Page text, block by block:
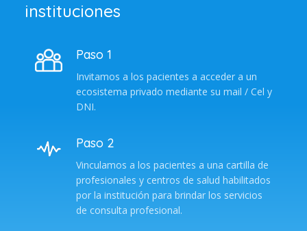
instituciones
Paso 1
Invitamos a los pacientes a acceder a un
ecosistema privado mediante su mail / Cel y
DNI.
Paso 2
Vinculamos a los pacientes a una cartilla de
profesionales y centros de salud habilitados
por la institución para brindar los servicios
de consulta profesional.